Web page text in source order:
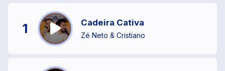
1 Cadeira Cativa
Zé Neto & Cristiano